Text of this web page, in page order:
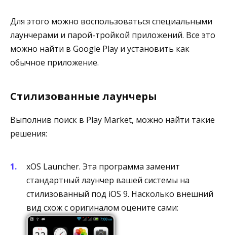
Для этого можно воспользоваться специальными
лаунчерами и парой-тройкой приложений. Все это
можно найти в Google Play и установить как
обычное приложение.
Стилизованные лаунчеры
Выполнив поиск в Play Market, можно найти такие
решения:
xOS Launcher. Эта программа заменит
стандартный лаунчер вашей системы на
стилизованный под iOS 9. Насколько внешний
вид схож с оригиналом оцените сами: